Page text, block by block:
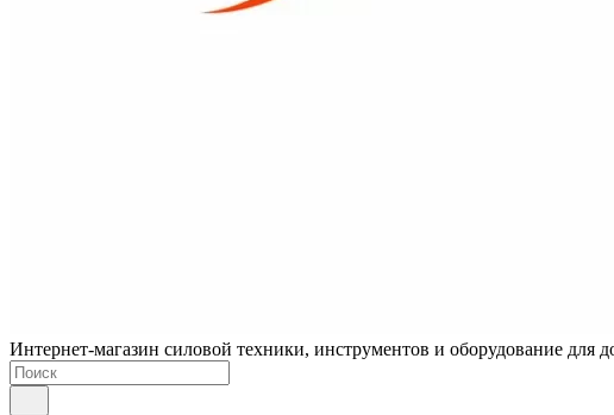
Интернет-магазин силовой техники, инструментов и оборудование для